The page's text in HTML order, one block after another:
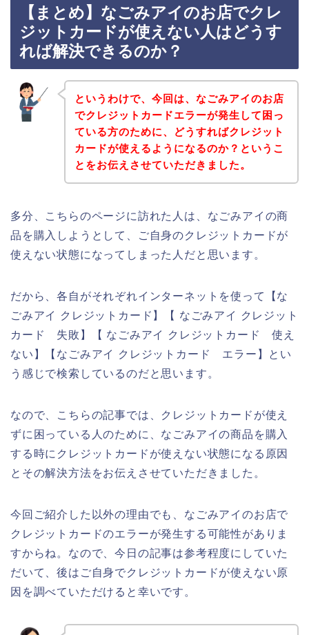
【まとめ】なごみアイのお店でクレ
ジットカードが使えない人はどうす
れば解決できるのか？
というわけで、今回は、なごみアイのお店
でクレジットカードエラーが発生して困っ
ている方のために、どうすればクレジット
カードが使えるようになるのか？というこ
とをお伝えさせていただきました。
多分、こちらのページに訪れた人は、なごみアイの商
品を購入しようとして、ご自身のクレジットカードが
使えない状態になってしまった人だと思います。
だから、各自がそれぞれインターネットを使って【な
ごみアイ クレジットカード】【 なごみアイ クレジット
カード 失敗】【 なごみアイ クレジットカード 使え
ない】【なごみアイ クレジットカード エラー】とい
う感じで検索しているのだと思います。
なので、こちらの記事では、クレジットカードが使え
ずに困っている人のために、なごみアイの商品を購入
する時にクレジットカードが使えない状態になる原因
とその解決方法をお伝えさせていただきました。
今回ご紹介した以外の理由でも、なごみアイのお店で
クレジットカードのエラーが発生する可能性がありま
すからね。なので、今日の記事は参考程度にしていた
だいて、後はご自身でクレジットカードが使えない原
因を調べていただけると幸いです。